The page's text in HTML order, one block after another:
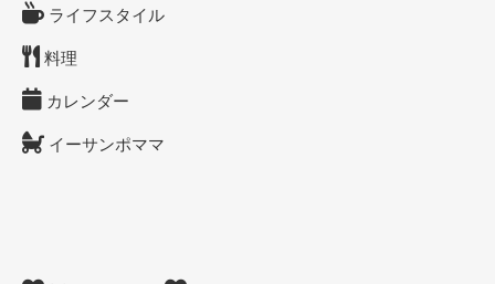
ライフスタイル
料理
カレンダー
イーサンポママ